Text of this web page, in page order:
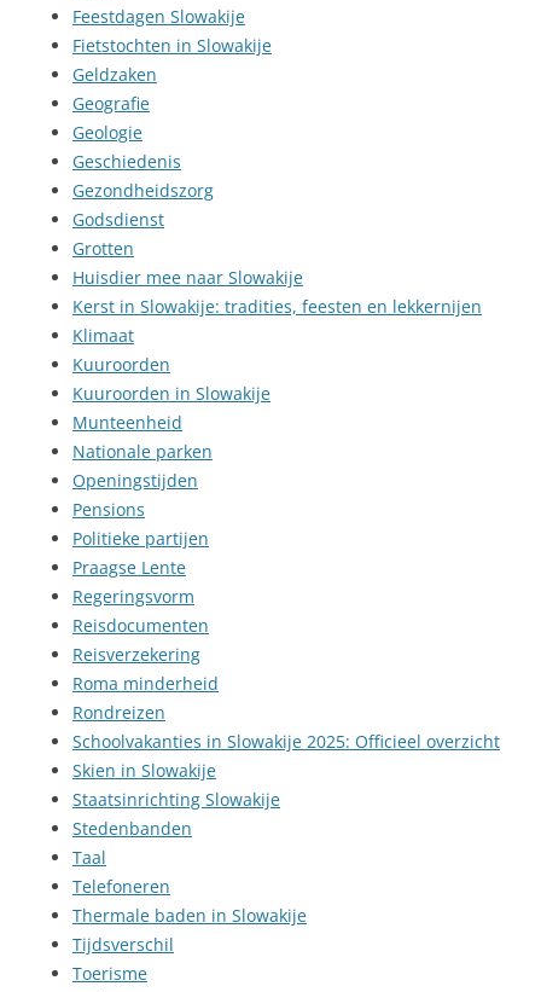
Feestdagen Slowakije
Fietstochten in Slowakije
Geldzaken
Geografie
Geologie
Geschiedenis
Gezondheidszorg
Godsdienst
Grotten
Huisdier mee naar Slowakije
Kerst in Slowakije: tradities, feesten en lekkernijen
Klimaat
Kuuroorden
Kuuroorden in Slowakije
Munteenheid
Nationale parken
Openingstijden
Pensions
Politieke partijen
Praagse Lente
Regeringsvorm
Reisdocumenten
Reisverzekering
Roma minderheid
Rondreizen
Schoolvakanties in Slowakije 2025: Officieel overzicht
Skien in Slowakije
Staatsinrichting Slowakije
Stedenbanden
Taal
Telefoneren
Thermale baden in Slowakije
Tijdsverschil
Toerisme